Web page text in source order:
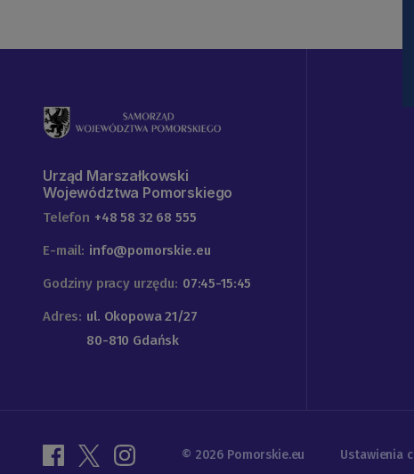
Urząd Marszałkowski
Województwa Pomorskiego
Telefon +48 58 32 68 555
E-mail: info@pomorskie.eu
Godziny pracy urzędu: 07:45-15:45
Adres: ul. Okopowa 21/27
80-810 Gdańsk
© 2026 Pomorskie.eu Ustawienia